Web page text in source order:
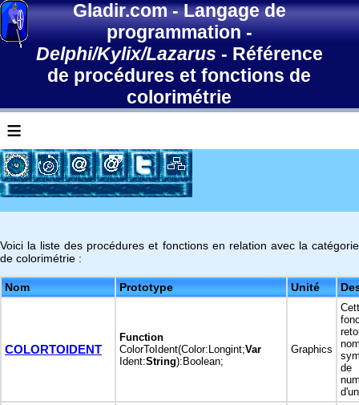
Gladir.com-Langage de
programmation-
Delphi/Kylix/Lazarus - Référence
de procédures et fonctions de
colorimétrie
≡
Voici la liste des procédures et fonctions en relation avec la catégorie
de colorimétrie :
Nom Prototype Unité
COLORTOIDENT
Function
ColorToIdent(Color:Longint;Var
Ident:String):Boolean;
Graphics
de